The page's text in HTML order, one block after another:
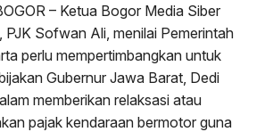
– Ketua Bogor Media Siber
Sofwan Ali, menilai Pemerintah
perlu mempertimbangkan untuk
Gubernur Jawa Barat, Dedi
memberikan relaksasi atau
pajak kendaraan bermotor guna